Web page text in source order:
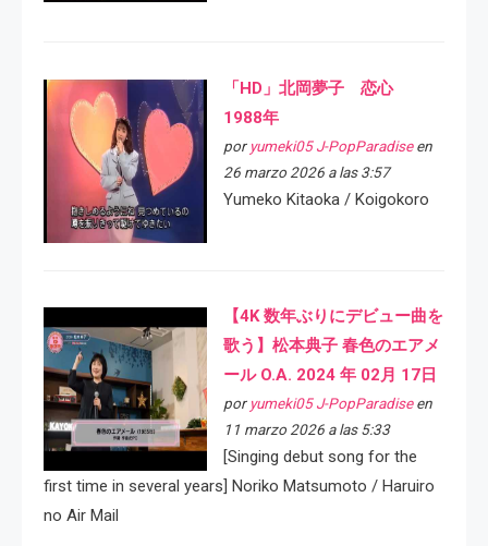
「HD」北岡夢子 恋心
1988年
por yumeki05 J-PopParadiseen
26 marzo 2026 a las 3:57
Yumeko Kitaoka / Koigokoro
【4K 数年ぶりにデビュー曲を
歌う】松本典子 春色のエアメ
ール O.A. 2024 年 02月 17日
por yumeki05 J-PopParadiseen
11 marzo 2026 a las 5:33
[Singing debut song for the
first time in several years] Noriko Matsumoto / Haruiro
no Air Mail